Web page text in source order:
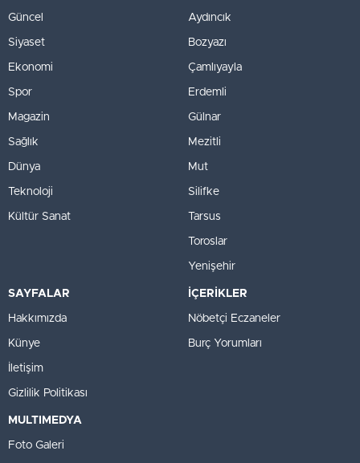
Güncel
Siyaset
Ekonomi
Spor
Magazin
Sağlık
Dünya
Teknoloji
Kültür Sanat
Aydıncık
Bozyazı
Çamlıyayla
Erdemli
Gülnar
Mezitli
Mut
Silifke
Tarsus
Toroslar
Yenişehir
SAYFALAR
Hakkımızda
Künye
İletişim
Gizlilik Politikası
İÇERİKLER
Nöbetçi Eczaneler
Burç Yorumları
MULTIMEDYA
Foto Galeri